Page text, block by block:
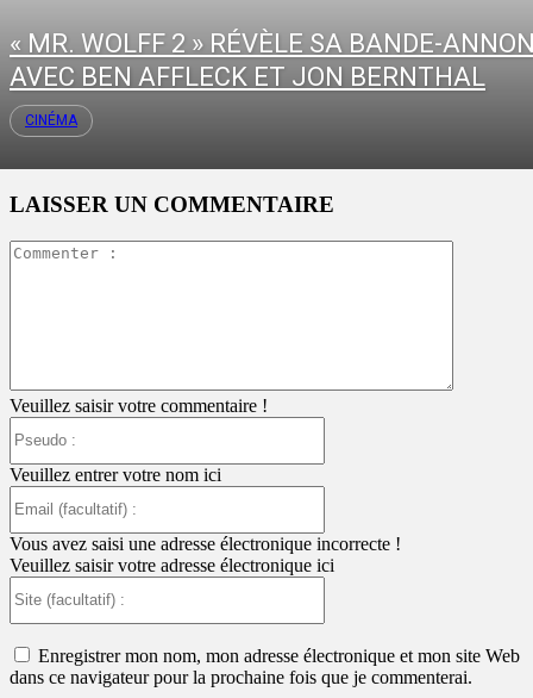
« MR. WOLFF 2 » RÉVÈLE SA BANDE-
AVEC BEN AFFLECK ET JON BERNTHAL
CINÉMA
LAISSER UN COMMENTAIRE
Veuillez saisir votre commentaire !
Veuillez entrer votre nom ici
:
Vous avez saisi une adresse électronique incorrecte !
Veuillez saisir votre adresse électronique ici
:
Enregistrer mon nom, mon adresse électronique et mon site Web
dans ce navigateur pour la prochaine fois que je commenterai.